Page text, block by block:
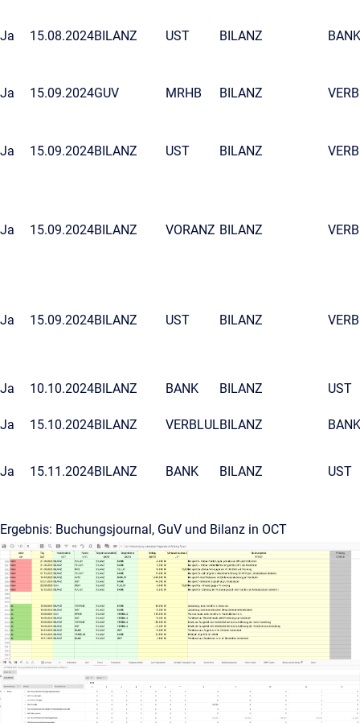
Ja 15.08.2024BILANZ UST BILANZ BANK
Ja 15.09.2024GUV MRHB BILANZ
Ja 15.09.2024BILANZ UST BILANZ
Ja 15.09.2024BILANZ VORANZ BILANZ
Ja 15.09.2024BILANZ UST BILANZ
Ja 10.10.2024BILANZ BANK BILANZ UST
Ja 15.10.2024BILANZ VERBLULBILANZ BANK
Ja 15.11.2024BILANZ BANK BILANZ UST
Ergebnis: Buchungsjournal, GuV und Bilanz in OCT